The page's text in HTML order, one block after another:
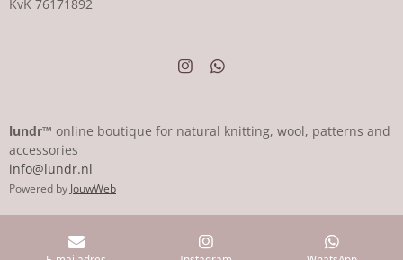
KvK 76171892
I
a
W
s
lundr™ online boutique for natural knitting, wool, patterns and
accessories
info@lundr.nl
Powered by JouwWeb